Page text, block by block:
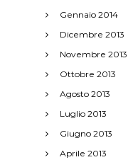
Gennaio 2014
Dicembre 2013
Novembre 2013
Ottobre 2013
Agosto 2013
Luglio 2013
Giugno 2013
Aprile 2013